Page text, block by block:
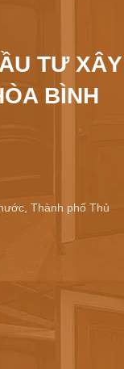
TƯ XÂY
BÌNH
Thành phố Thủ